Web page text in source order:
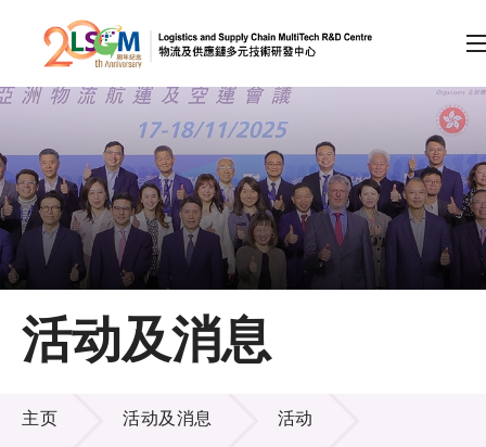
跳到内容（按回车键）
会员登录
A A EN 繁 简
主页
关于LSCM
技术商品化
活动及消息
活动及消息
主页 活动及消息 活动